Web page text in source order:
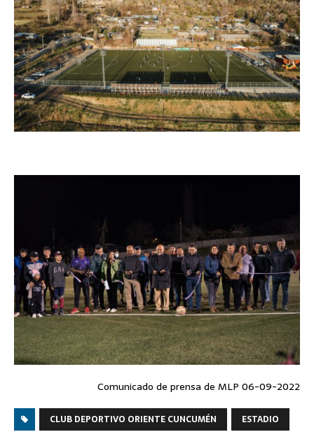
Comunicado de prensa de MLP 06-09-2022
CLUB DEPORTIVO ORIENTE CUNCUMÉN
ESTADIO